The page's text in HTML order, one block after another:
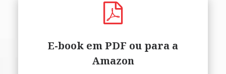
E-book em PDF ou para a
Amazon